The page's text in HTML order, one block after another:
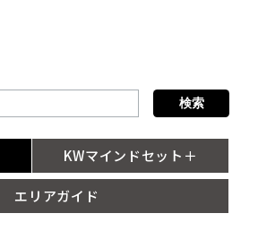
KWマインドセット＋
エリアガイド